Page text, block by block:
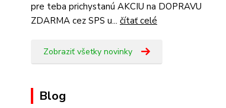
pre teba prichystanú AKCIU na DOPRAVU
ZDARMA cez SPS u... čítať celé
Zobraziť všetky novinky
Blog